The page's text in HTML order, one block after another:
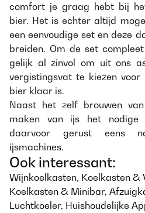
comfort je graag hebt bij
bier. Het is echter altijd
een eenvoudige set en deze
breiden. Om de set
gelijk al zinvol om uit ons
vergistingsvat te kiezen
bier klaar is.
Naast het zelf brouwen
maken van ijs het nodige
daarvoor gerust eens
ijsmachines.
Ook interessant:
Wijnkoelkasten, Koelkasten &
Koelkasten & Minibar,
Luchtkoeler, Huishoudelijke